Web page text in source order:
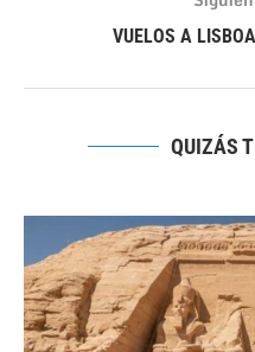
VUELOS A
QUIZÁS